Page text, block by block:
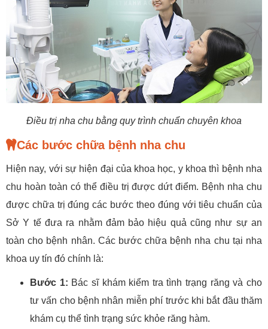
Điều trị nha chu bằng quy trình chuẩn chuyên khoa
Các bước chữa bệnh nha chu
Hiện nay, với sự hiện đại của khoa học, y khoa thì bệnh nha
chu hoàn toàn có thể điều trị được dứt điểm. Bệnh nha chu
được chữa trị đúng các bước theo đúng với tiêu chuẩn của
Sở Y tế đưa ra nhằm đảm bảo hiệu quả cũng như sự an
toàn cho bệnh nhân. Các bước chữa bệnh nha chu tại nha
khoa uy tín đó chính là:
Bước 1: Bác sĩ khám kiểm tra tình trạng răng và cho
tư vấn cho bệnh nhân miễn phí trước khi bắt đầu thăm
khám cụ thể tình trạng sức khỏe răng hàm.